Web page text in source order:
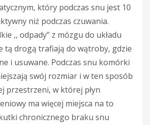
który podczas snu jest 10
niż podczas czuwania.
,, odpady” z mózgu do układu
tą drogą trafiają do wątroby, gdzie
i usuwane. Podczas snu komórki
swój rozmiar i w ten sposób
przestrzeni, w której płyn
ma więcej miejsca na to
chronicznego braku snu